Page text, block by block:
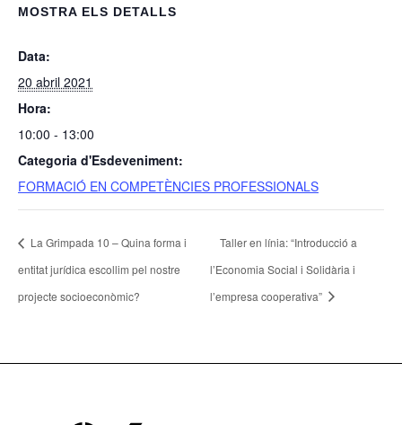
MOSTRA ELS DETALLS
Data:
20 abril 2021
Hora:
10:00 - 13:00
Categoria d'Esdeveniment:
FORMACIÓ EN COMPETÈNCIES PROFESSIONALS
La Grimpada 10 – Quina forma i
entitat jurídica escollim pel nostre
projecte socioeconòmic?
Taller en línia: “Introducció a
l’Economia Social i Solidària i
l’empresa cooperativa”